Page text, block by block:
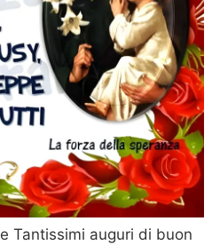
Tantissimi auguri di buon